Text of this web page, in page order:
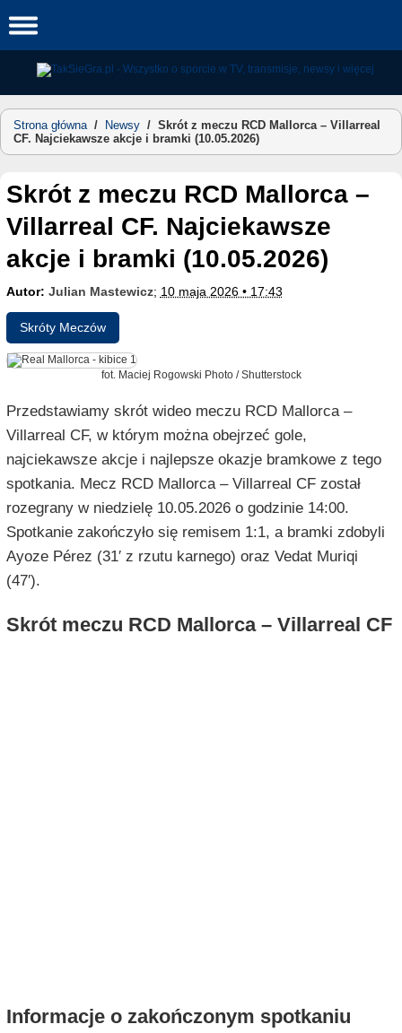
to
Strona główna/ Newsy / Skrót z meczu RCD Mallorca – Villarreal
CF. Najciekawsze akcje i bramki (10.05.2026)
Skrót z meczu RCD Mallorca –
Villarreal CF. Najciekawsze
akcje i bramki (10.05.2026)
Autor: Julian Mastewicz; 10 maja 2026 • 17:43
Skróty Meczów
fot. Maciej Rogowski Photo / Shutterstock
Przedstawiamy skrót wideo meczu RCD Mallorca –
Villarreal CF, w którym można obejrzeć gole,
najciekawsze akcje i najlepsze okazje bramkowe z tego
spotkania. Mecz RCD Mallorca – Villarreal CF został
rozegrany w niedzielę 10.05.2026 o godzinie 14:00.
Spotkanie zakończyło się remisem 1:1, a bramki zdobyli
Ayoze Pérez (31′ z rzutu karnego) oraz Vedat Muriqi
(47′).
Skrót meczu RCD Mallorca – Villarreal CF
Informacje o zakończonym spotkaniu